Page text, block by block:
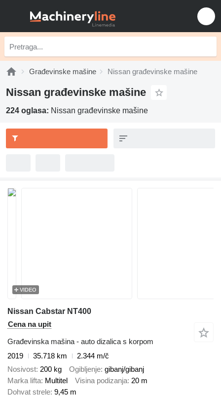
Građevinske mašine Nissan građevinske mašine
Nissan građevinske mašine
224 oglasa: Nissan građevinske mašine
VIDEO
Nissan Cabstar NT400
Cena na upit
Građevinska mašina - auto dizalica s korpom
2019
35.718 km
2.344 m/č
Nosivost 200 kg Ogibljenje gibanj/gibanj
Marka lifta Multitel Visina podizanja 20 m
Dohvat strele 9,45 m